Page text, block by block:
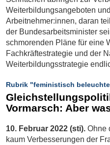
Weiterbildungsangeboten
Arbeitnehmer:innen, daran
der Bundesarbeitsminister
schmorenden Pläne für eine
Fachkräftestrategie und der
Weiterbildungsstrategie
Rubrik "feministisch
Vormarsch: Aber
10. Februar 2022 (sti). Ohne
kaum Verbesserungen der